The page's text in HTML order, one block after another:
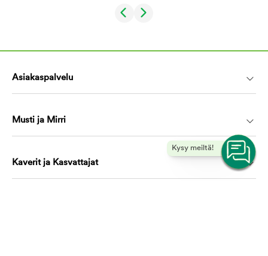
Kysy meiltä!
Asiakaspalvelu
Musti ja Mirri
Kaverit ja Kasvattajat